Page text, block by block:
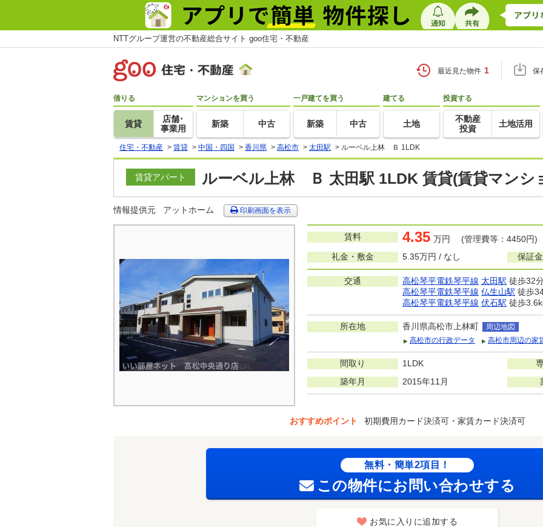
NTTグループ運営の不動産総合サイト goo住宅・不動産
最近見た物件 1 保
借りる
賃貸
店舗･
事業用
マンションを買う
新築 中古
一戸建てを買う
新築 中古
建てる
土地
投資する
不動産
投資
土地活用
住宅・不動産 > 賃貸 > 中国・四国 > 香川県 > 高松市 > 太田駅 > ルーベル上林 Ｂ 1LDK
賃貸アパート ルーベル上林 Ｂ 太田駅 1LDK 賃貸(賃貸マンシ
情報提供元 アットホーム 印刷画面を表示
賃料 4.35 万円 (管理費等：4450円)
礼金・敷金
5.35万円 / なし 保証
交通 高松琴平電鉄琴平線 太田駅 徒歩32
高松琴平電鉄琴平線 仏生山駅 徒歩
高松琴平電鉄琴平線 伏石駅 徒歩
所在地 香川県高松市上林町
周辺地図
高松市の行政データ
高松市周辺の家
間取り 1LDK
築年月 2015年11月
おすすめポイント 初期費用カード決済可・家賃カード決済可
無料・簡単2項目！
この物件にお問い合わせする
お気に入りに追加する